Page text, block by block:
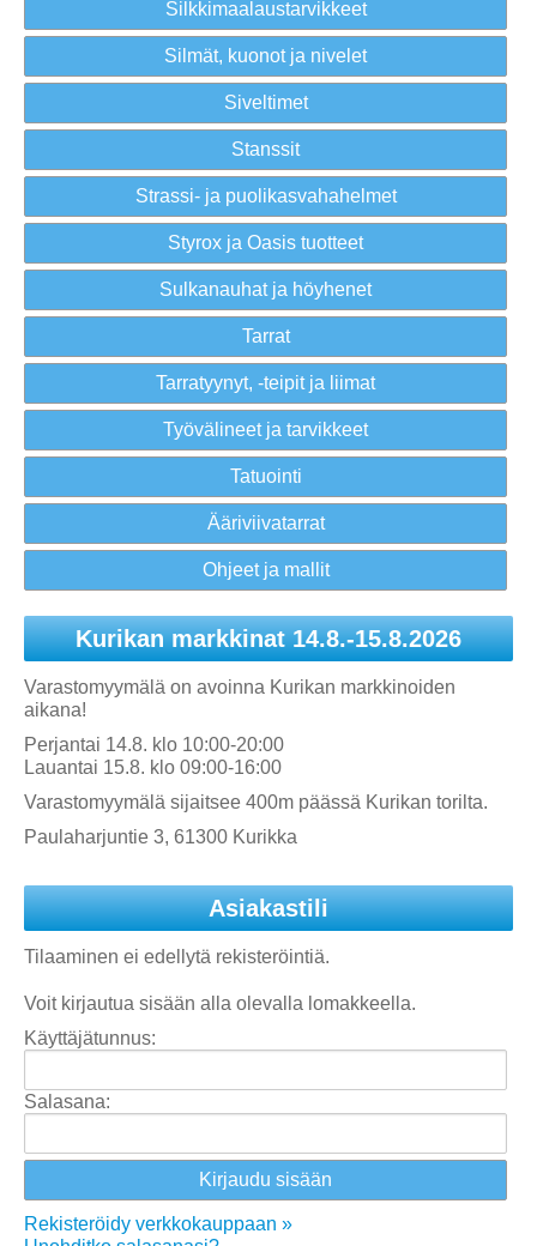
Silkkimaalaustarvikkeet
Silmät, kuonot ja nivelet
Siveltimet
Stanssit
Strassi- ja puolikasvahahelmet
Styrox ja Oasis tuotteet
Sulkanauhat ja höyhenet
Tarrat
Tarratyynyt, -teipit ja liimat
Työvälineet ja tarvikkeet
Tatuointi
Ääriviivatarrat
Ohjeet ja mallit
Kurikan markkinat 14.8.-15.8.2026
Varastomyymälä on avoinna Kurikan markkinoiden
aikana!
Perjantai 14.8. klo 10:00-20:00
Lauantai 15.8. klo 09:00-16:00
Varastomyymälä sijaitsee 400m päässä Kurikan torilta.
Paulaharjuntie 3, 61300 Kurikka
Asiakastili
Tilaaminen ei edellytä rekisteröintiä.
Voit kirjautua sisään alla olevalla lomakkeella.
Käyttäjätunnus:
Salasana:
Rekisteröidy verkkokauppaan »